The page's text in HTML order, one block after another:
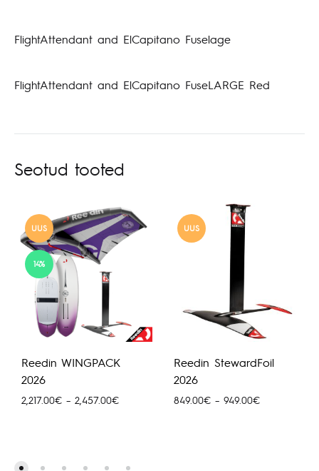
FlightAttendant and ElCapitano Fuselage
FlightAttendant and ElCapitano FuseLARGE Red
Seotud tooted
UUS
14%
Reedin WINGPACK
2026
2,217.00€ – 2,457.00€Hinnavahemik:
UUS
Reedin StewardFoil
2026
849.00€ – 949.00€